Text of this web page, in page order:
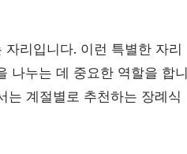
리입니다. 이런 특별한 자리
나누는 데 중요한 역할을 합니
는 계절별로 추천하는 장례식